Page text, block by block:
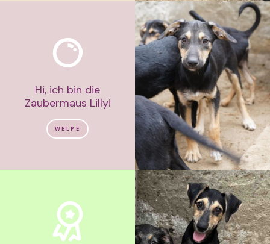
Hi, ich bin die
Zaubermaus Lilly!
WELPE